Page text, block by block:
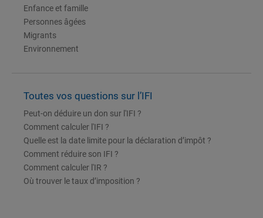
Enfance et famille
Personnes âgées
Migrants
Environnement
Toutes vos questions sur l’IFI
Peut-on déduire un don sur l'IFI ?
Comment calculer l'IFI ?
Quelle est la date limite pour la déclaration d’impôt ?
Comment réduire son IFI ?
Comment calculer l'IR ?
Où trouver le taux d’imposition ?